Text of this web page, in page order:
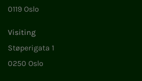
0119 Oslo
Visiting
Støperigata 1
0250 Oslo